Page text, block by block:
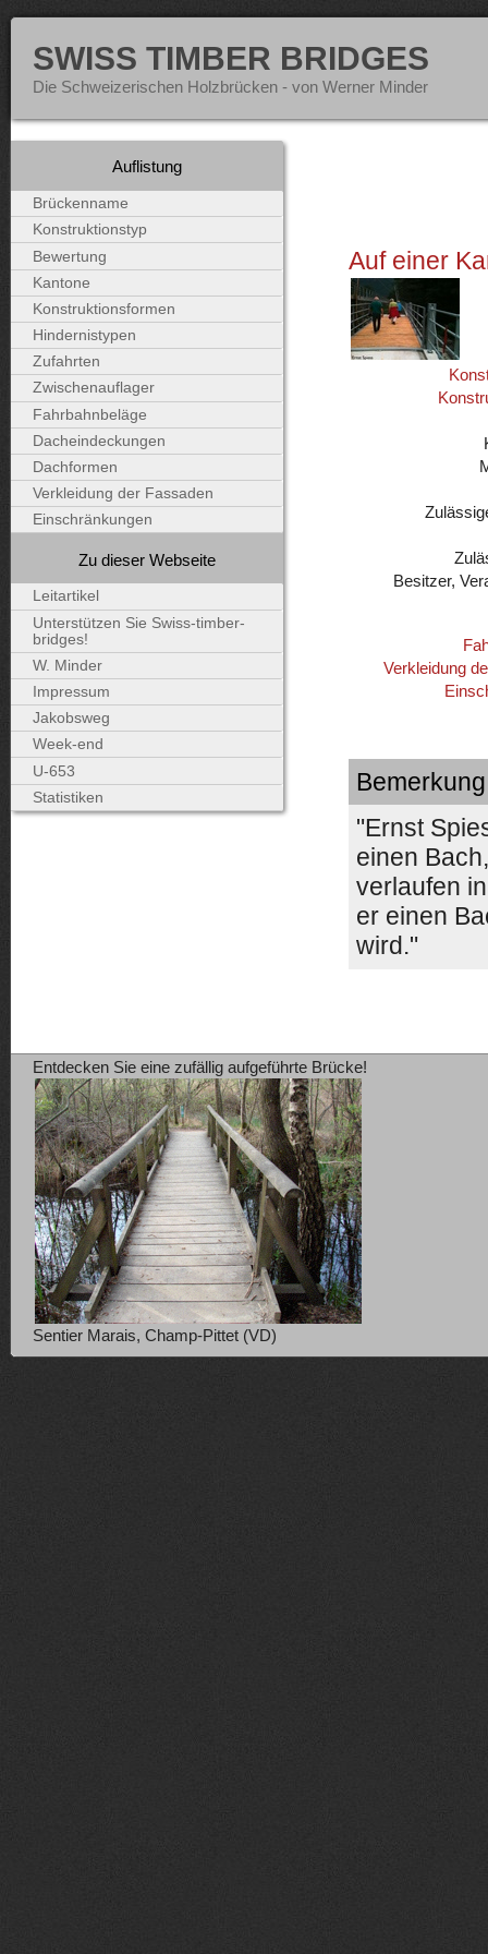
SWISS TIMBER BRIDGES
Die Schweizerischen Holzbrücken - von Werner Minder
Auf einer
Besitzer,
Verkleidung
Bemerkung
"Ernst
einen
verlaufen
er einen
wird."
Auflistung
Brückenname
Konstruktionstyp
Bewertung
Kantone
Konstruktionsformen
Hindernistypen
Zufahrten
Zwischenauflager
Fahrbahnbeläge
Dacheindeckungen
Dachformen
Verkleidung der Fassaden
Einschränkungen
Zu dieser Webseite
Leitartikel
Unterstützen Sie Swiss-timber-
bridges!
W. Minder
Impressum
Jakobsweg
Week-end
U-653
Statistiken
Entdecken Sie eine zufällig aufgeführte Brücke!
Sentier Marais, Champ-Pittet (VD)